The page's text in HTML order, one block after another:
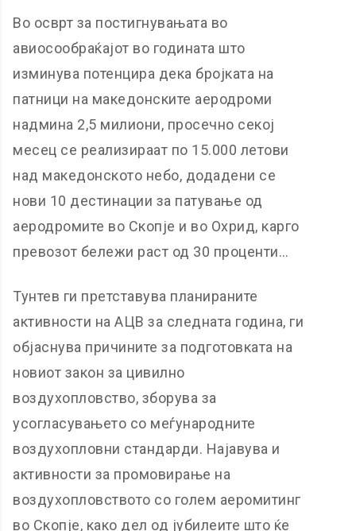
Во осврт за постигнувањата во
авиосообраќајот во годината што
изминува потенцира дека бројката на
патници на македонските аеродроми
надмина 2,5 милиони, просечно секој
месец се реализираат по 15.000 летови
над македонското небо, додадени се
нови 10 дестинации за патување од
аеродромите во Скопје и во Охрид, карго
превозот бележи раст од 30 проценти…
Тунтев ги претставува планираните
активности на АЦВ за следната година, ги
објаснува причините за подготовката на
новиот закон за цивилно
воздухопловство, зборува за
усогласувањето со меѓународните
воздухопловни стандарди. Најавува и
активности за промовирање на
воздухопловството со голем аеромитинг
во Скопје, како дел од јубилеите што ќе